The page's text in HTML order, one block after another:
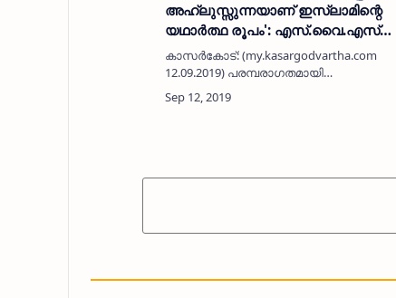
അഹ്‌ലുസ്സുന്നയാണ് ഇസ്‌ലാമിന്റെ
യഥാർത്ഥ രൂപം': എസ്.വൈ.എസ്
ആദര്‍ശ പാഠശാലക്ക് തുടക്കമായി
കാസര്‍കോട്: (my.kasargodvartha.com
12.09.2019) പരമ്പരാഗതമായി
കൈമാറിപ്പോന്ന അഹ്‌ലുസ്സുന്നത്തി വല്‍
ജമാഅത്താണ് ഇസ്‌ലാമിന്റെ യഥാര്‍ഥ